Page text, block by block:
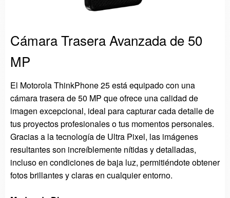
Cámara Trasera Avanzada de 50
MP
El Motorola ThinkPhone 25 está equipado con una
cámara trasera de 50 MP que ofrece una calidad de
imagen excepcional, ideal para capturar cada detalle de
tus proyectos profesionales o tus momentos personales.
Gracias a la tecnología de Ultra Pixel, las imágenes
resultantes son increíblemente nítidas y detalladas,
incluso en condiciones de baja luz, permitiéndote obtener
fotos brillantes y claras en cualquier entorno.